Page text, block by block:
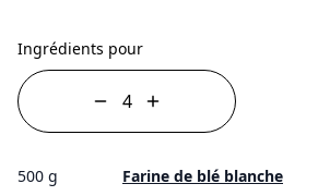
Ingrédients pour
500 g
Farine de blé blanche